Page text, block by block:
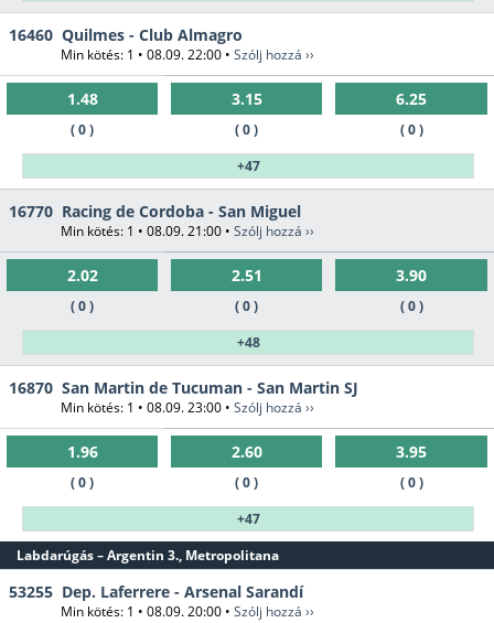
16460 Quilmes - Club Almagro
Min kötés: 1 • 08.09. 22:00 • Szólj hozzá ››
1.48
( 0 )
3.15
( 0 )
6.25
( 0 )
+47
16770 Racing de Cordoba - San Miguel
Min kötés: 1 • 08.09. 21:00 • Szólj hozzá ››
2.02
( 0 )
2.51
( 0 )
3.90
( 0 )
+48
16870 San Martin de Tucuman - San Martin SJ
Min kötés: 1 • 08.09. 23:00 • Szólj hozzá ››
1.96
( 0 )
2.60
( 0 )
3.95
( 0 )
+47
Labdarúgás – Argentin 3., Metropolitana
53255 Dep. Laferrere - Arsenal Sarandí
Min kötés: 1 • 08.09. 20:00 • Szólj hozzá ››